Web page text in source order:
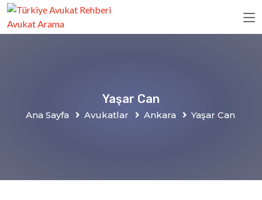
Yaşar Can
Ana Sayfa Avukatlar Ankara Yaşar Can